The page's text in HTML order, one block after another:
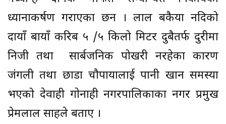
ध्यानाकर्षण गराएका छन । लाल बकैया नदिको
दायाँ बायाँ करिब ५ /५ किलो मिटर दुबैतर्फ दुरीमा
निजी तथा सार्बजनिक पोखरी नरहेका कारण
जंगली तथा छाडा चाैपायालाई पानी खान समस्या
भएको देवाही गाेनाही नगरपालिकाका नगर प्रमुख
प्रेमलाल साहले बताए ।